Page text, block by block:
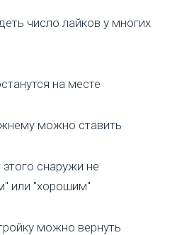
число лайков у многих
на месте
можно ставить
снаружи не
или "хорошим"
можно вернуть